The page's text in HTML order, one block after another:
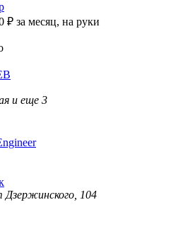
₽ за месяц, на руки
и еще 3
Дзержинского, 104